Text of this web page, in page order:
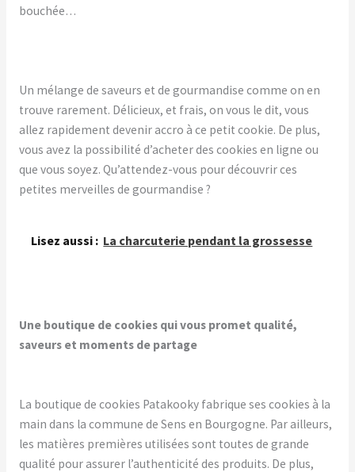
bouchée…
Un mélange de saveurs et de gourmandise comme on en
trouve rarement. Délicieux, et frais, on vous le dit, vous
allez rapidement devenir accro à ce petit cookie. De plus,
vous avez la possibilité d’acheter des cookies en ligne ou
que vous soyez. Qu’attendez-vous pour découvrir ces
petites merveilles de gourmandise ?
Lisez aussi : La charcuterie pendant la grossesse
Une boutique de cookies qui vous promet qualité,
saveurs et moments de partage
La boutique de cookies Patakooky fabrique ses cookies à la
main dans la commune de Sens en Bourgogne. Par ailleurs,
les matières premières utilisées sont toutes de grande
qualité pour assurer l’authenticité des produits. De plus,